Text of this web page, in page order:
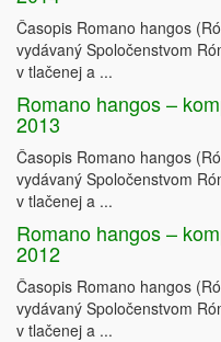
Časopis Romano hangos
vydávaný Spoločenstvom
v tlačenej a ...
Romano hangos –
2013
Časopis Romano hangos
vydávaný Spoločenstvom
v tlačenej a ...
Romano hangos –
2012
Časopis Romano hangos
vydávaný Spoločenstvom
v tlačenej a ...